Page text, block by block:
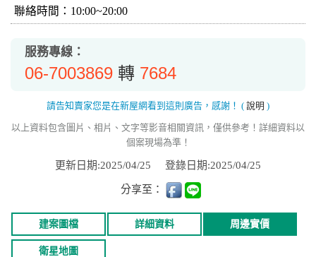
聯絡時間：10:00~20:00
服務專線：
06-7003869 轉 7684
請告知賣家您是在新屋網看到這則廣告，感謝！ ( 說明 )
以上資料包含圖片、相片、文字等影音相關資訊，僅供參考！詳細資料以
個案現場為準！
更新日期:2025/04/25 登錄日期:2025/04/25
分享至：
建案圖檔 詳細資料 周邊實價
衛星地圖